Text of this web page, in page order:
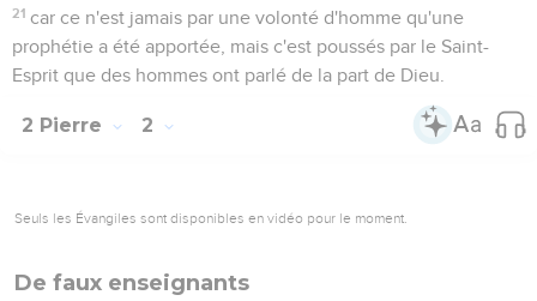
21 car ce n'est jamais par une volonté d'homme qu'une
prophétie a été apportée, mais c'est poussés par le Saint-
Esprit que des hommes ont parlé de la part de Dieu.
2 Pierre 2
Seuls les Évangiles sont disponibles en vidéo pour le moment.
De faux enseignants